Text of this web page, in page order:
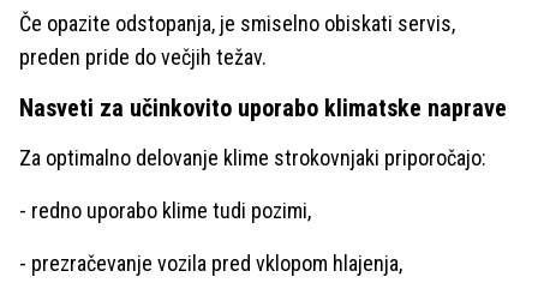
Če opazite odstopanja, je smiselno obiskati servis,
preden pride do večjih težav.
Nasveti za učinkovito uporabo klimatske naprave
Za optimalno delovanje klime strokovnjaki priporočajo:
- redno uporabo klime tudi pozimi,
- prezračevanje vozila pred vklopom hlajenja,